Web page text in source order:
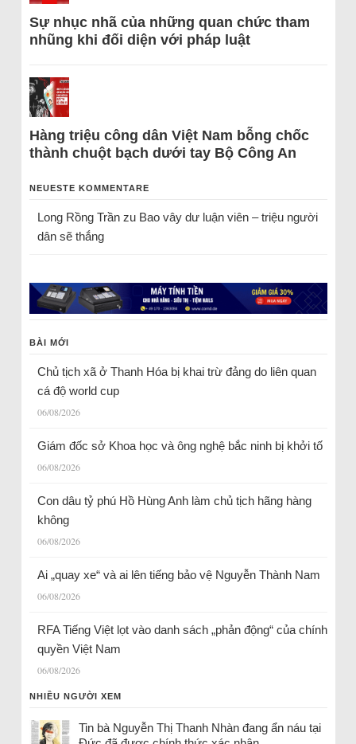
Sự nhục nhã của những quan chức tham
nhũng khi đối diện với pháp luật
Hàng triệu công dân Việt Nam bỗng chốc
thành chuột bạch dưới tay Bộ Công An
NEUESTE KOMMENTARE
Long Rồng Trầnzu Bao vây dư luận viên – triệu người
dân sẽ thắng
BÀI MỚI
Chủ tịch xã ở Thanh Hóa bị khai trừ đảng do liên quan
cá độ world cup
06/08/2026
Giám đốc sở Khoa học và ông nghệ bắc ninh bị khởi tố
06/08/2026
Con dâu tỷ phú Hồ Hùng Anh làm chủ tịch hãng hàng
không
06/08/2026
Ai „quay xe“ và ai lên tiếng bảo vệ Nguyễn Thành Nam
06/08/2026
RFA Tiếng Việt lọt vào danh sách „phản động“ của chính
quyền Việt Nam
06/08/2026
NHIỀU NGƯỜI XEM
Tin bà Nguyễn Thị Thanh Nhàn đang ẩn náu tại